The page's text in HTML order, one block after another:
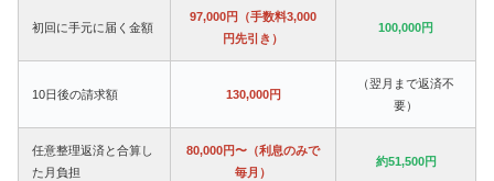
初回に手元に届く金額
97,000円（手数料3,000
円先引き）
100,000円
10日後の請求額 130,000円
（翌月まで返済不
要）
任意整理返済と合算し
た月負担
80,000円〜（利息のみで
毎月）
約51,500円